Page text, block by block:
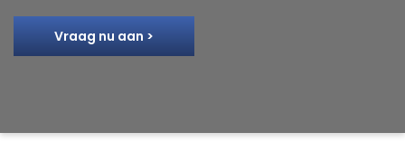
2 weken gratis
Vraag nu aan >